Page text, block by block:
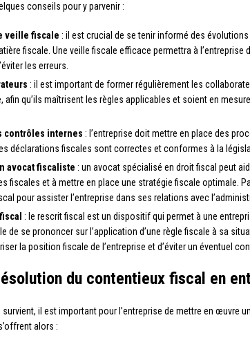
conseils pour y parvenir :
veille fiscale : il est crucial de se tenir informé des
fiscale. Une veille fiscale efficace permettra à l’entreprise
les erreurs.
: il est important de former régulièrement les
afin qu’ils maîtrisent les règles applicables et soient en
contrôles internes : l’entreprise doit mettre en place des
déclarations fiscales sont correctes et conformes à la
avocat fiscaliste : un avocat spécialisé en droit fiscal peut
fiscales et à mettre en place une stratégie fiscale optimale.
pour assister l’entreprise dans ses relations avec
: le rescrit fiscal est un dispositif qui permet à une
de se prononcer sur l’application d’une règle fiscale à sa
la position fiscale de l’entreprise et d’éviter un éventuel
du contentieux fiscal en
survient, il est important pour l’entreprise de mettre en œuvre
alors :